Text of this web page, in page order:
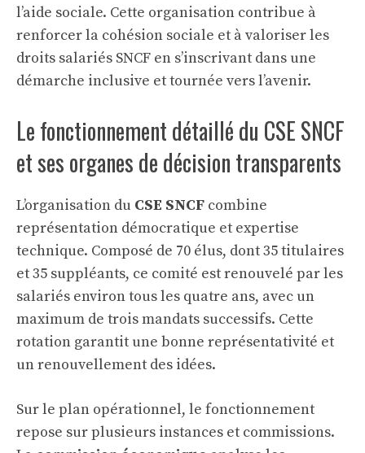
l’aide sociale. Cette organisation contribue à
renforcer la cohésion sociale et à valoriser les
droits salariés SNCF en s’inscrivant dans une
démarche inclusive et tournée vers l’avenir.
Le fonctionnement détaillé du CSE SNCF
et ses organes de décision transparents
L’organisation du CSE SNCF combine
représentation démocratique et expertise
technique. Composé de 70 élus, dont 35 titulaires
et 35 suppléants, ce comité est renouvelé par les
salariés environ tous les quatre ans, avec un
maximum de trois mandats successifs. Cette
rotation garantit une bonne représentativité et
un renouvellement des idées.
Sur le plan opérationnel, le fonctionnement
repose sur plusieurs instances et commissions.